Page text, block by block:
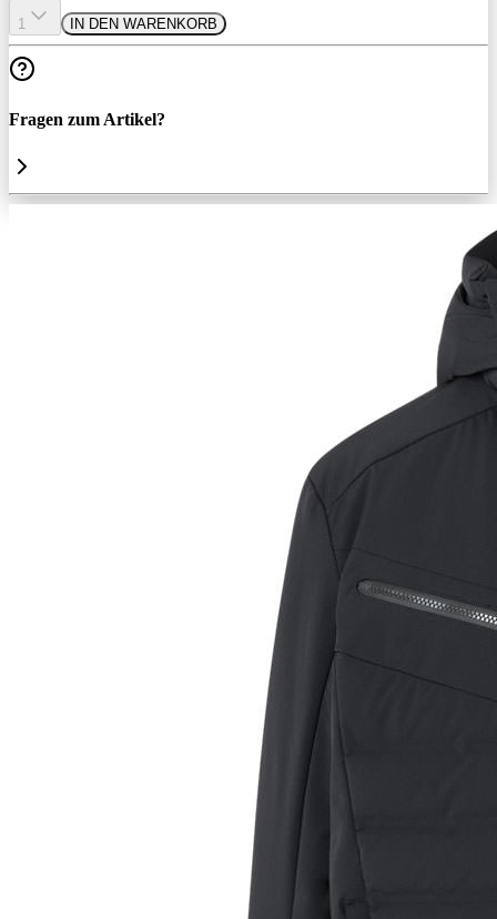
1 IN DEN WARENKORB
Fragen zum Artikel?